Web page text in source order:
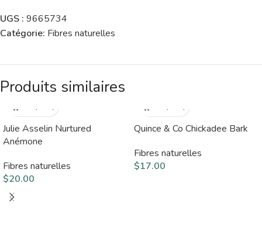
UGS : 9665734
Catégorie: Fibres naturelles
Produits similaires
Julie Asselin Nurtured
Anémone
Fibres naturelles
$20.00
Quince & Co Chickadee Bark
Fibres naturelles
$17.00